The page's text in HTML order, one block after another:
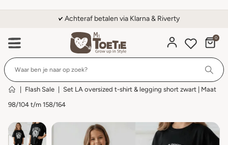
Achteraf betalen via Klarna & Riverty
0
Flash Sale
Set LA oversized t-shirt & legging short zwart | Maat
98/104 t/m 158/164